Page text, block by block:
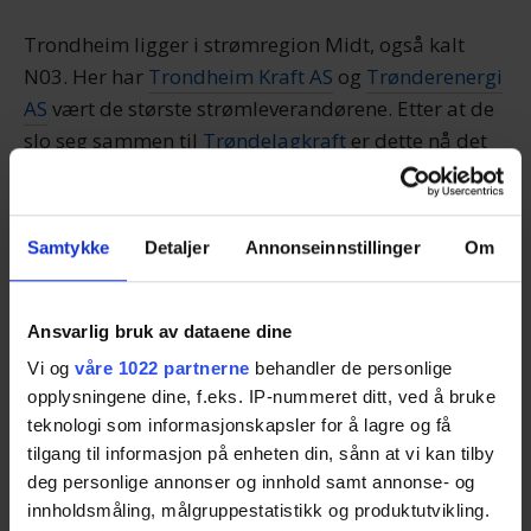
Samtykke Detaljer Annonseinnstillinger Om
Ansvarlig bruk av dataene dine
Vi og våre 1022 partnerne behandler de personlige
opplysningene dine, f.eks. IP-nummeret ditt, ved å bruke
teknologi som informasjonskapsler for å lagre og få
tilgang til informasjon på enheten din, sånn at vi kan tilby
deg personlige annonser og innhold samt annonse- og
innholdsmåling, målgruppestatistikk og produktutvikling.
Trondheim ligger i strømregion Midt, også kalt
N03. Her har Trondheim Kraft AS og Trønderenergi
AS vært de største strømleverandørene. Etter at de
slo seg sammen til Trøndelagkraft er dette nå det
Fjordkraft.
Få tilbud på strøm i Trondheim
De ulike avtaletypene
I dag kan man velge mellom fire ulike avtaletyper:
Spotpris, innkjøpspris, variabel pris og fastpris.
Den meste vanlige avtaletypen er spotpris, mest